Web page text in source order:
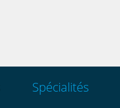
Spécialités